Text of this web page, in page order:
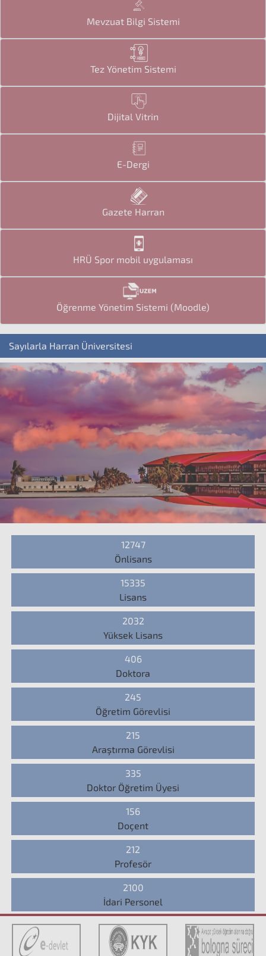
Mevzuat Bilgi Sistemi
Tez Yönetim Sistemi
Dijital Vitrin
E-Dergi
Gazete Harran
HRÜ Spor mobil uygulaması
Öğrenme Yönetim Sistemi (Moodle)
Sayılarla Harran Üniversitesi
12747
Önlisans
15335
Lisans
2032
Yüksek Lisans
406
Doktora
245
Öğretim Görevlisi
215
Araştırma Görevlisi
335
Doktor Öğretim Üyesi
156
Doçent
212
Profesör
2100
İdari Personel